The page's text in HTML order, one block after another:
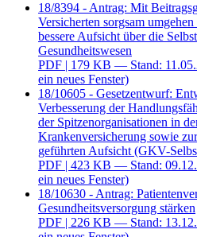
18/8394 - Antrag: Mit
Versicherten sorgsam
bessere Aufsicht über die
Gesundheitswesen
PDF | 179 KB — Stand:
ein neues Fenster)
18/10605 - Gesetzentwurf:
Verbesserung der
der Spitzenorganisationen in
Krankenversicherung sowie
geführten Aufsicht (GKV-
PDF | 423 KB — Stand:
ein neues Fenster)
18/10630 - Antrag:
Gesundheitsversorgung stärken
PDF | 226 KB — Stand: